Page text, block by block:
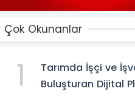
Çok Okunanlar
1
Tarımda İşçi ve
Buluşturan Dijital